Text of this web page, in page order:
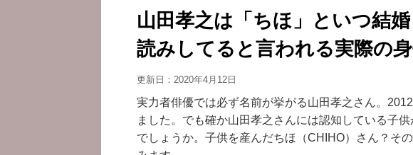
山田孝之は「ちほ」といつ結
読みしてると言われる実際の
更新日： 2020年4月12日
実力者俳優では必ず名前が挙がる山田孝之さん。
ました。でも確か山田孝之さんには認知している子
でしょうか。子供を産んだちほ（CHIHO）さん？そ